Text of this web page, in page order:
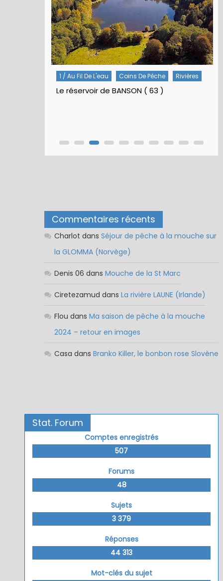
1 / Au Fil De L'eau Coins De Pêche Rivières
Le réservoir de BANSON ( 63 )
Commentaires récents
Charlot dans Séjour de pêche à la mouche sur
la GLOMMA (Norvège)
Denis 06 dans Mouche de la St Marc
Ciretezamud dans La rivière LAUNE (Irlande)
Flou dans Ma saison de pêche à la mouche
2024 – retour en images
Casa dans Branko Killer, le bonbon rose Slovène
Stat. Forum
Comptes enregistrés
507
Forums
48
Sujets
3 379
Réponses
44 313
Mot-clés du sujet